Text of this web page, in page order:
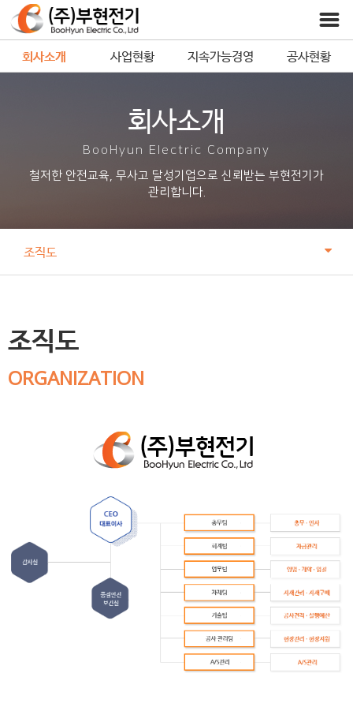
회사소개 사업현황 지속가능경영 공사현황
회사소개
BooHyun Electric Company
철저한 안전교육, 무사고 달성기업으로 신뢰받는 부현전기가
관리합니다.
조직도
조직도
ORGANIZATION